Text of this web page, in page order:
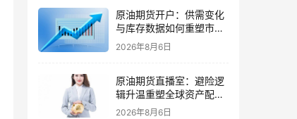
原油期货开户：供需变化
与库存数据如何重塑市场
节奏
2026年8月6日
原油期货直播室：避险逻
辑升温重塑全球资产配置
主线格局
2026年8月6日